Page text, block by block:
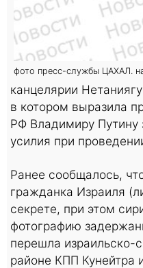
фото пресс-службы ЦАХАЛ.
канцелярии
в котором выразила
РФ Владимиру Путину
усилия при
Ранее сообщалось,
гражданка Израиля
секрете, при этом
фотографию
перешла израильско-
районе КПП Кунейтра